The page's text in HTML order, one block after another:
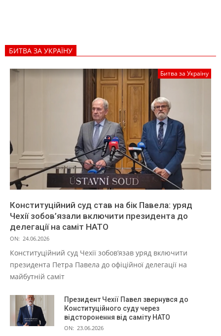
БИТВА ЗА УКРАЇНУ
Битва за Україну
Конституційний суд став на бік Павела: уряд
Чехії зобов’язали включити президента до
делегації на саміт НАТО
ON: 24.06.2026
Конституційний суд Чехії зобов’язав уряд включити
президента Петра Павела до офіційної делегації на
майбутній саміт
Президент Чехії Павел звернувся до
Конституційного суду через
відсторонення від саміту НАТО
ON: 23.06.2026